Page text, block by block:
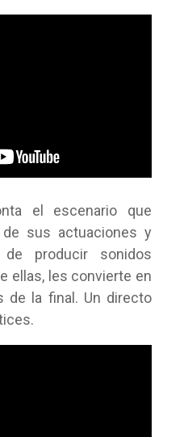
el escenario que
sus actuaciones y
producir sonidos
ellas, les convierte en
de la final. Un directo